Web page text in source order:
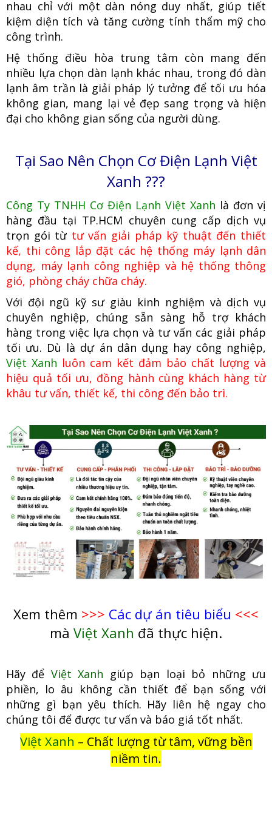
nhau chỉ với một dàn nóng duy nhất, giúp tiết
kiệm diện tích và tăng cường tính thẩm mỹ cho
công trình.
Hệ thống điều hòa trung tâm còn mang đến
nhiều lựa chọn dàn lạnh khác nhau, trong đó dàn
lạnh âm trần là giải pháp lý tưởng để tối ưu hóa
không gian, mang lại vẻ đẹp sang trọng và hiện
đại cho không gian sống của người dùng.
Tại Sao Nên Chọn Cơ Điện Lạnh Việt
Xanh ???
Công Ty TNHH Cơ Điện Lạnh Việt Xanh là đơn vị
hàng đầu tại TP.HCM chuyên cung cấp dịch vụ
trọn gói từ tư vấn giải pháp kỹ thuật đến thiết
kế, thi công lắp đặt các hệ thống máy lạnh dân
dụng, máy lạnh công nghiệp và hệ thống thông
gió, phòng cháy chữa cháy.
Với đội ngũ kỹ sư giàu kinh nghiệm và dịch vụ
chuyên nghiệp, chúng sẵn sàng hỗ trợ khách
hàng trong việc lựa chọn và tư vấn các giải pháp
tối ưu. Dù là dự án dân dụng hay công nghiệp,
Việt Xanh luôn cam kết đảm bảo chất lượng và
hiệu quả tối ưu, đồng hành cùng khách hàng từ
khâu tư vấn, thiết kế, thi công đến bảo trì.
Xem thêm >>> Các dự án tiêu biểu <<<
mà Việt Xanh đã thực hiện.
Hãy để Việt Xanh giúp bạn loại bỏ những ưu
phiền, lo âu không cần thiết để bạn sống với
những gì bạn yêu thích. Hãy liên hệ ngay cho
chúng tôi để được tư vấn và báo giá tốt nhất.
Việt Xanh – Chất lượng từ tâm, vững bền
niềm tin.